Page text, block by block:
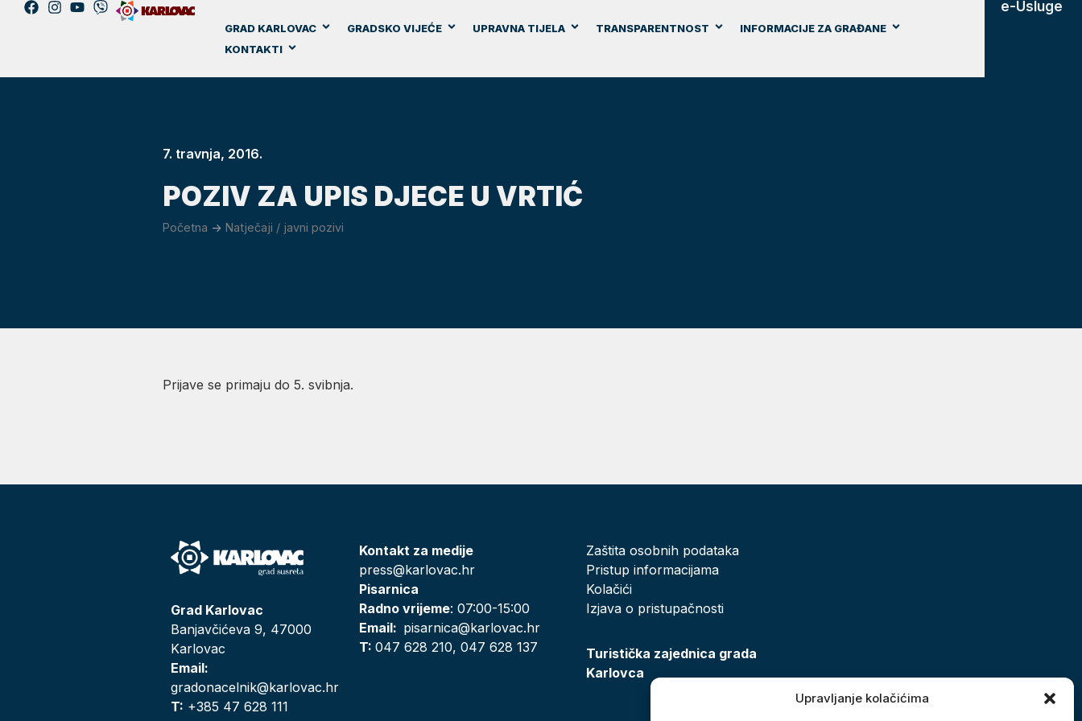
Upravljanje kolačićima
GRAD KARLOVAC GRADSKO VIJEĆE UPRAVNA TIJELA TRANSPARENTNOST
INFORMACIJE ZA GRAĐANE
KONTAKTI
e-Usluge
7. travnja, 2016.
POZIV ZA UPIS DJECE U VRTIĆ
Početna -> Natječaji / javni pozivi
Prijave se primaju do 5. svibnja.
Grad Karlovac
Banjavčićeva 9, 47000
Karlovac
Email:
gradonacelnik@karlovac.hr
T: +385 47 628 111
Kontakt za medije
press@karlovac.hr
Pisarnica
Radno vrijeme: 07:00-15:00
Email: pisarnica@karlovac.hr
T:047 628 210, 047 628 137
Zaštita osobnih podataka
Pristup informacijama
Kolačići
Izjava o pristupačnosti
Turistička zajednica grada
Karlovca